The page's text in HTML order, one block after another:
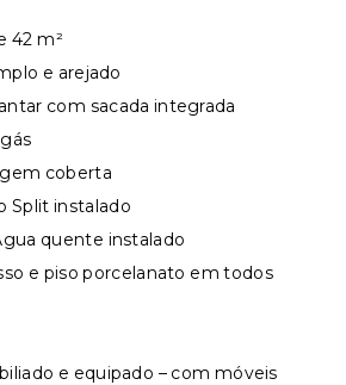
42 m²
e arejado
com sacada integrada
coberta
Split instalado
quente instalado
e piso porcelanato em todos
e equipado – com móveis